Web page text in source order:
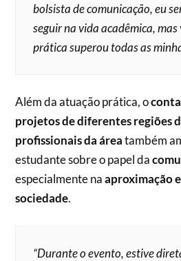
bolsista de comunicação, eu
seguir na vida acadêmica,
prática superou todas as
Além da atuação prática, o
projetos de diferentes regiões
profissionais da áreatambém
estudante sobre o papel da
especialmente naaproximação
sociedade.
“Durante o evento, estive